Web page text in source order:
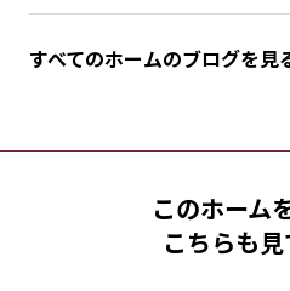
すべてのホームのブログを見
このホーム
こちらも